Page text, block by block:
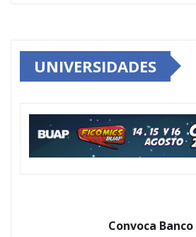
UNIVERSIDADES
Convoca